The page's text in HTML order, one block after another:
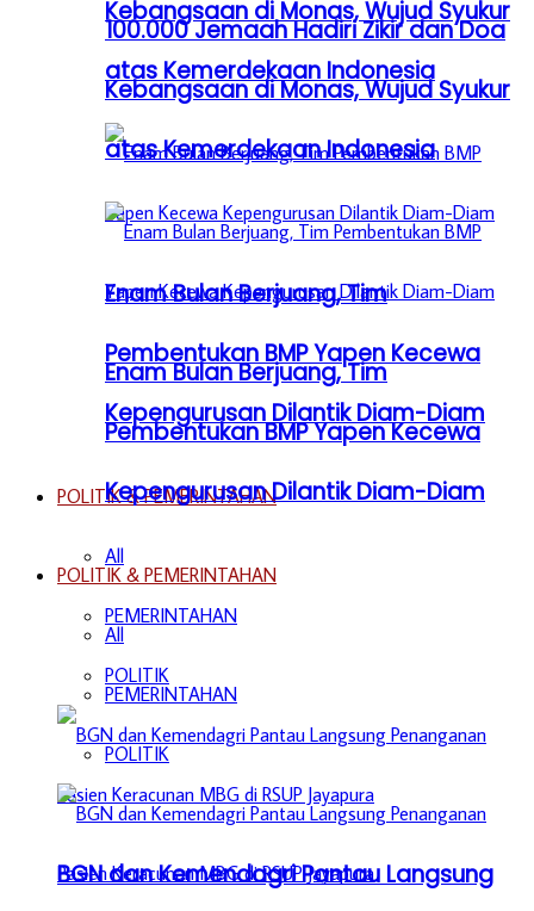
Kebangsaan di Monas, Wujud Syukur
atas Kemerdekaan Indonesia
Enam Bulan Berjuang, Tim
Pembentukan BMP Yapen Kecewa
Kepengurusan Dilantik Diam-Diam
POLITIK & PEMERINTAHAN
All
PEMERINTAHAN
POLITIK
BGN dan Kemendagri Pantau Langsung
100.000 Jemaah Hadiri Zikir dan Doa
Kebangsaan di Monas, Wujud Syukur
atas Kemerdekaan Indonesia
Enam Bulan Berjuang, Tim
Pembentukan BMP Yapen Kecewa
Kepengurusan Dilantik Diam-Diam
POLITIK & PEMERINTAHAN
All
PEMERINTAHAN
POLITIK